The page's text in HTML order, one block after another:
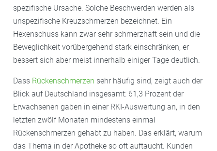
spezifische Ursache. Solche Beschwerden werden als
unspezifische Kreuzschmerzen bezeichnet. Ein
Hexenschuss kann zwar sehr schmerzhaft sein und die
Beweglichkeit vorübergehend stark einschränken, er
bessert sich aber meist innerhalb einiger Tage deutlich.
Dass Rückenschmerzen sehr häufig sind, zeigt auch der
Blick auf Deutschland insgesamt: 61,3 Prozent der
Erwachsenen gaben in einer RKI-Auswertung an, in den
letzten zwölf Monaten mindestens einmal
Rückenschmerzen gehabt zu haben. Das erklärt, warum
das Thema in der Apotheke so oft auftaucht. Kunden